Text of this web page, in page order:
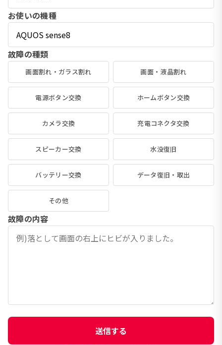
お使いの機種
故障の種類
画面割れ・ガラス割れ 画面・液晶割れ
電源ボタン交換 ホームボタン交換
カメラ交換 充電コネクタ交換
スピーカー交換 水没復旧
バッテリー交換 データ復旧・取出
その他
故障の内容
送信する